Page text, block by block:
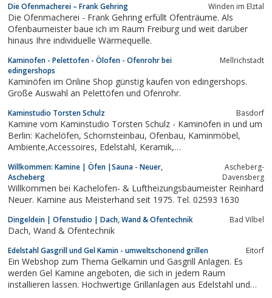
Die Ofenmacherei – Frank Gehring Winden im Elztal
Die Ofenmacherei - Frank Gehring erfüllt Ofenträume. Als
Ofenbaumeister baue ich im Raum Freiburg und weit darüber
hinaus Ihre individuelle Wärmequelle.
Kaminofen - Pelettofen - Ölofen - Ofenrohr bei
edingershops
Mellrichstadt
Kaminöfen im Online Shop günstig kaufen von edingershops.
Große Auswahl an Pelettöfen und Ofenrohr.
Kaminstudio Torsten Schulz Basdorf
Kamine vom Kaminstudio Torsten Schulz - Kaminöfen in und um
Berlin: Kachelöfen, Schornsteinbau, Ofenbau, Kaminmöbel,
Ambiente,Accessoires, Edelstahl, Keramik,
Kaminfeuer,Stahl, Marmor, Glas, Fachberatung, Planung,
Fachpersonal,Wartungs, Reparaturarbeiten,...
Willkommen: Kamine | Öfen |Sauna - Neuer,
Ascheberg
Ascheberg-
Davensberg
Willkommen bei Kachelofen- & Luftheizungsbaumeister Reinhard
Neuer. Kamine aus Meisterhand seit 1975. Tel. 02593 1630
Dingeldein | Ofenstudio | Dach, Wand & Ofentechnik Bad Vilbel
Dach, Wand & Ofentechnik
Edelstahl Gasgrill und Gel Kamin - umweltschonend grillen Eitorf
Ein Webshop zum Thema Gelkamin und Gasgrill Anlagen. Es
werden Gel Kamine angeboten, die sich in jedem Raum
installieren lassen. Hochwertige Grillanlagen aus Edelstahl und